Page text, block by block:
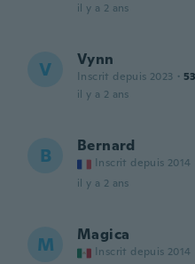
il y a 2 ans
V Vynn
Inscrit depuis 2023 · 53
il y a 2 ans
B Bernard
Inscrit depuis 2014
il y a 2 ans
M Magica
Inscrit depuis 2014